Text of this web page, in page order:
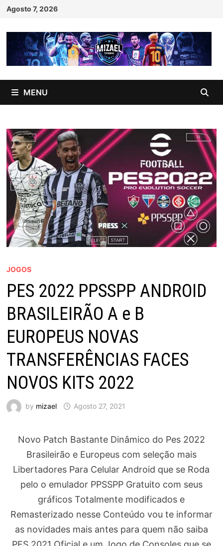
Skip
content
Agosto 7, 2026
MENU
JOGOS
PES 2022 PPSSPP ANDROID
BRASILEIRÃO A e B
EUROPEUS NOVAS
TRANSFERÊNCIAS FACES
NOVOS KITS 2022
by mizael Agosto 27, 2021
Novo Patch Bastante Dinâmico do Pes 2022
Brasileirão e Europeus com seleção mais
Libertadores Para Celular Android que se Roda
pelo o emulador PPSSPP Gratuito com seus
gráficos Totalmente modificados e
Remasterizado nesse Conteúdo vou te informar
as novidades mais antes para quem não saiba